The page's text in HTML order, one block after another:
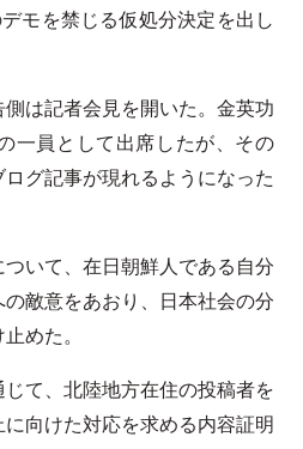
モを禁じる仮処分決定を出し
は記者会見を開いた。金英功
一員として出席したが、その
グ記事が現れるようになった
いて、在日朝鮮人である自分
敵意をあおり、日本社会の分
めた。
て、北陸地方在住の投稿者を
向けた対応を求める内容証明